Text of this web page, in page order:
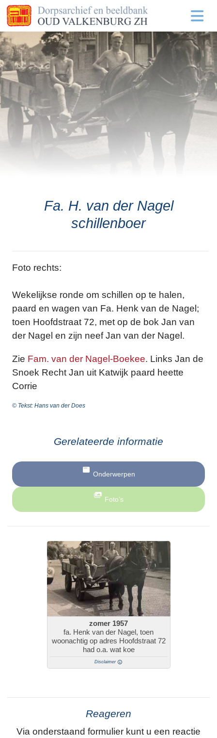
Fa. H. van der Nagel
schillenboer
Foto rechts:
Wekelijkse ronde om schillen op te halen,
paard en wagen van Fa. Henk van de Nagel;
toen Hoofdstraat 72, met op de bok Jan van
der Nagel en zijn neef Jan van der Nagel.
Zie Fam. van der Nagel-Boekee. Links Jan de
Snoek Recht Jan uit Katwijk paard heette
Corrie
© Tekst: Hans van der Does
Gerelateerde informatie
Onderwerpen
Foto’s
zomer 1957
fa. Henk van der Nagel, toen
woonachtig op adres Hoofdstraat 72
had o.a. wat koe
Disclaimer
Reageren
Via onderstaand formulier kunt u een reactie